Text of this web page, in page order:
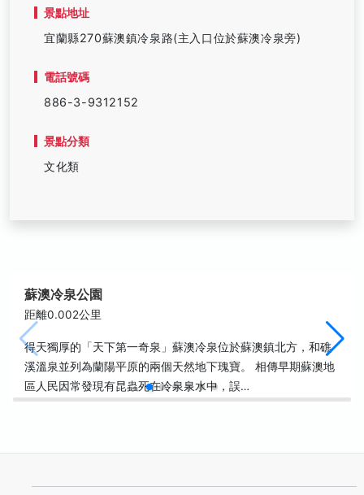
景點地址
宜蘭縣270蘇澳鎮冷泉路(主入口位於蘇澳冷泉旁)
電話號碼
886-3-9312152
景點分類
文化類
蘇澳冷泉公園
距離0.002公里
得天獨厚的「天下第一奇泉」蘇澳冷泉位於蘇澳鎮北方，和礁
溪溫泉並列為蘭陽平原的兩個天然地下瑰寶。 相傳早期蘇澳地
區人民因常發現有昆蟲死在冷泉泉水中，誤…